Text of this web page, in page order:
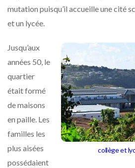
mutation puisqu’il accueille une cité
et un lycée.
collège et
Jusqu’aux
années 50, le
quartier
était formé
de maisons
en paille. Les
familles les
plus aisées
possédaient